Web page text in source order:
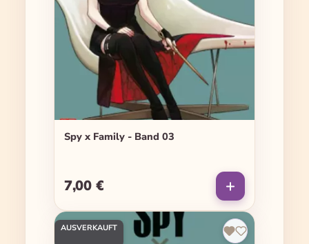
Spy x Family - Band 03
Regulärer Preis:
7,00 €
AUSVERKAUFT